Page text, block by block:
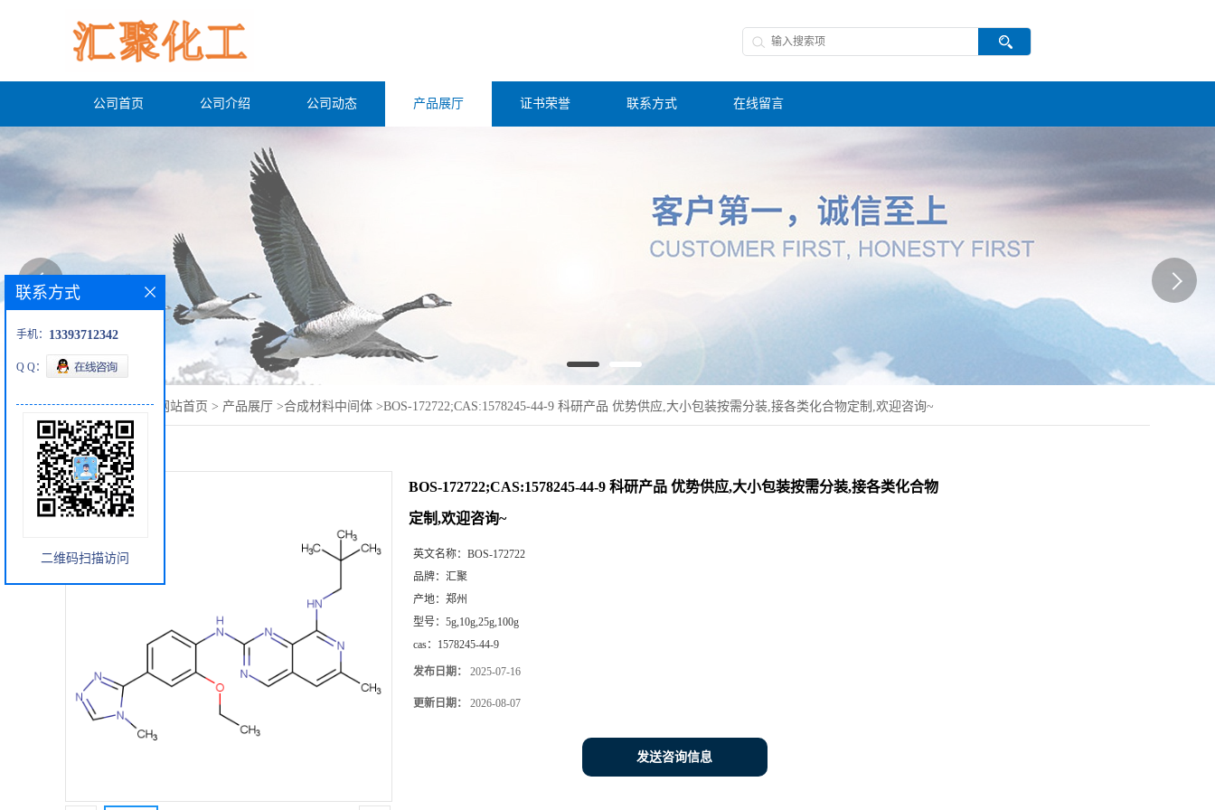
公司首页 公司介绍 公司动态 产品展厅 证书荣誉 联系方式 在线留言
您当前的位置： 网站首页 > 产品展厅 >合成材料中间体 >BOS-172722;CAS:1578245-44-9 科研产品 优势供应,大小包装按需分装,接各类化合物定制,欢迎咨询~
BOS-172722;CAS:1578245-44-9 科研产品 优势供应,大小包装按需分装,接各类化合物
定制,欢迎咨询~
英文名称： BOS-172722
品牌： 汇聚
产地： 郑州
型号： 5g,10g,25g,100g
cas： 1578245-44-9
发布日期： 2025-07-16
更新日期： 2026-08-07
发送咨询信息
联系方式
手机： 13393712342
Q Q：
二维码扫描访问